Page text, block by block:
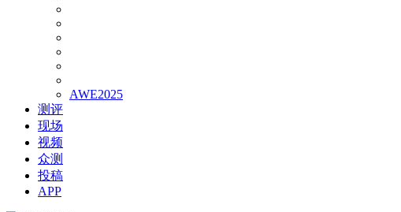
AWE2025
测评
现场
视频
众测
投稿
APP